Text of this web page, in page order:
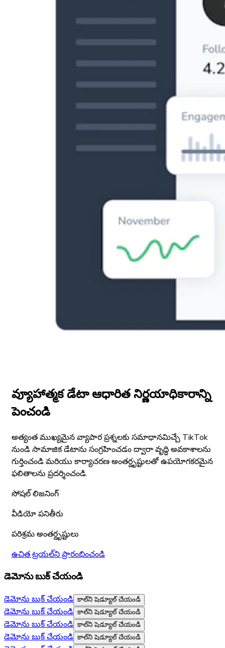
వ్యూహాత్మక డేటా ఆధారిత నిర్ణయాధికారాన్ని
పెంచండి
అత్యంత ముఖ్యమైన వ్యాపార ప్రశ్నలకు సమాధానమిచ్చే TikTok
నుండి సామాజిక డేటాను సంగ్రహించడం ద్వారా వృద్ధి అవకాశాలను
గుర్తించండి మరియు కార్యాచరణ అంతర్దృష్టులతో ఉపయోగకరమైన
ఫలితాలను ప్రదర్శించండి.
సోషల్ లిజనింగ్
వీడియో పనితీరు
పరిశ్రమ అంతర్దృష్టులు
ఉచిత ట్రయల్‌ని ప్రారంభించండి
డెమోను బుక్ చేయండి
డెమోను బుక్ చేయండి కాల్‌ని షెడ్యూల్ చేయండి
డెమోను బుక్ చేయండి కాల్‌ని షెడ్యూల్ చేయండి
డెమోను బుక్ చేయండి కాల్‌ని షెడ్యూల్ చేయండి
డెమోను బుక్ చేయండి కాల్‌ని షెడ్యూల్ చేయండి